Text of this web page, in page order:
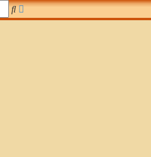
Rechercher
Recherche
avancée